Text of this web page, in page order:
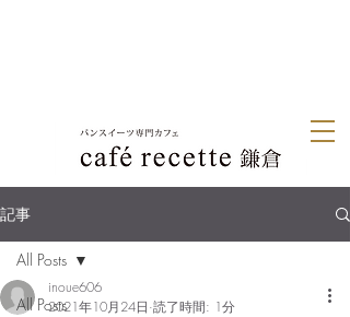
記事
All Posts
All Posts
inoue606
2021年10月24日 読了時間: 1分